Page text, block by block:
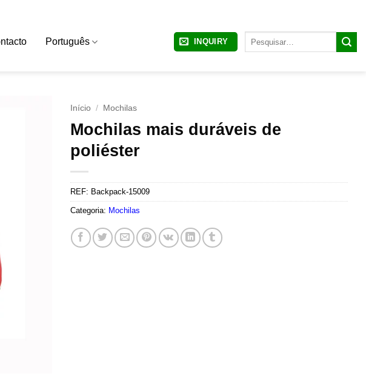
Português INQUIRY
Início / Mochilas
Mochilas mais duráveis ​​de
poliéster
REF: Backpack-15009
Categoria: Mochilas